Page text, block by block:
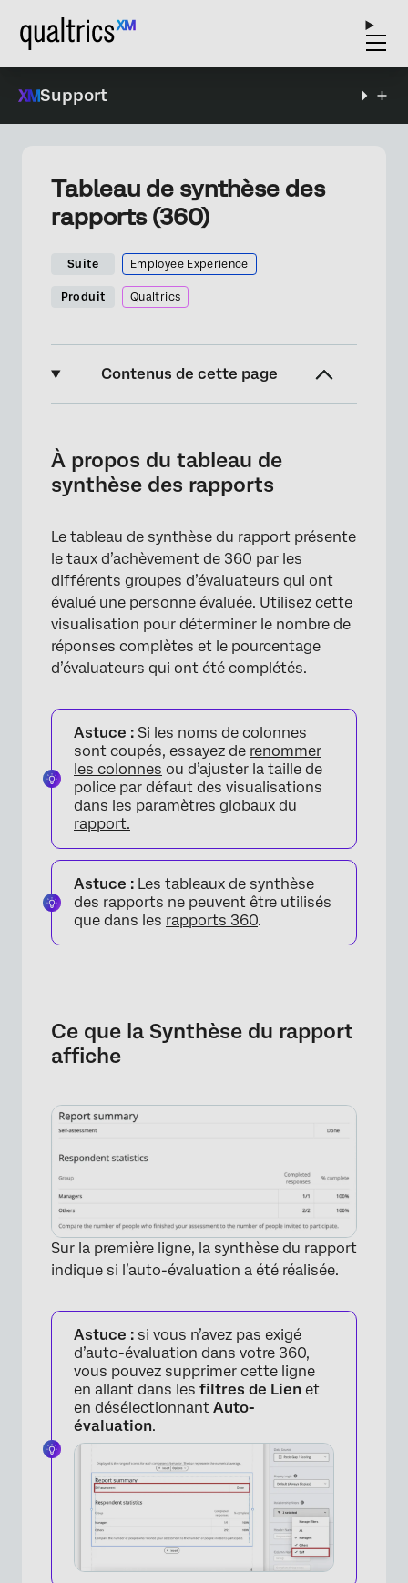
Support
Tableau de synthèse des
rapports (360)
Suite Employee Experience
Produit Qualtrics
Contenus de cette page
Ce que la Synthèse du rapport affiche
Styles
À propos du tableau de
synthèse des rapports
Le tableau de synthèse du rapport présente
le taux d’achèvement de 360 par les
différents groupes d’évaluateurs qui ont
évalué une personne évaluée. Utilisez cette
visualisation pour déterminer le nombre de
réponses complètes et le pourcentage
d’évaluateurs qui ont été complétés.
Astuce : Si les noms de colonnes
sont coupés, essayez de renommer
les colonnes ou d’ajuster la taille de
police par défaut des visualisations
dans les paramètres globaux du
rapport.
Astuce : Les tableaux de synthèse
des rapports ne peuvent être utilisés
que dans les rapports 360.
Ce que la Synthèse du rapport
affiche
×
Sur la première ligne, la synthèse du rapport
indique si l’auto-évaluation a été réalisée.
Astuce : si vous n’avez pas exigé
d’auto-évaluation dans votre 360,
vous pouvez supprimer cette ligne
en allant dans les filtres de Lien et
en désélectionnant Auto-
évaluation.